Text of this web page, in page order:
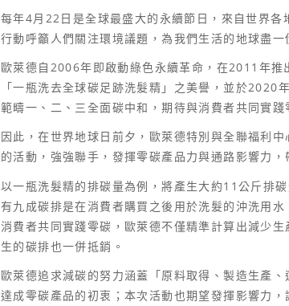
每年4月22日是全球最盛大的永續節日，來自世界
行動呼籲人們關注環境議題，為我們生活的地球盡一
歐萊德自2006年即啟動綠色永續革命，在2011年推
「一瓶洗去全球碳足跡洗髮精」之美譽，並於2020
範疇一、二、三全面碳中和，期待與消費者共同實踐
因此，在世界地球日前夕，歐萊德特別與全聯福利
的活動，強強聯手，發揮零碳產品力與通路影響力
以一瓶洗髮精的排碳量為例，將產生大約11公斤排
有九成碳排是在消費者購買之後用於洗髮的沖洗用
消費者共同實踐零碳，歐萊德不僅精準計算出減少
生的碳排也一併抵銷。
歐萊德追求減碳的努力涵蓋「原料取得、製造生產
達成零碳產品的初衷；本次活動也期望發揮影響力